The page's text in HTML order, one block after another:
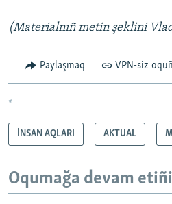
(Materialnıñ metin şeklini
Paylaşmaq VPN-siz
*
İNSAN AQLARI AKTUAL
Oqumağa devam